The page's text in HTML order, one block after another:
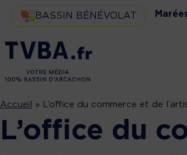
BASSIN BÉNÉVOLAT
Accueil » L’office du commerce et de
L’office du